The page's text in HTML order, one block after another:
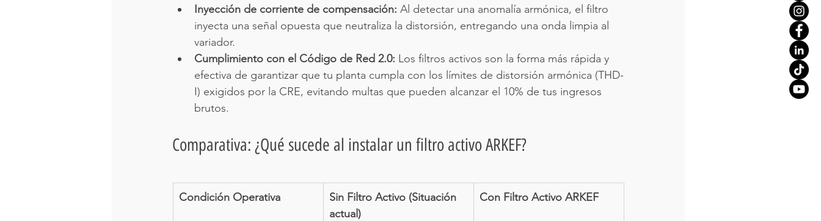
Inyección de corriente de compensación: Al detectar una anomalía armónica, el filtro
inyecta una señal opuesta que neutraliza la distorsión, entregando una onda limpia al
variador.
Cumplimiento con el Código de Red 2.0: Los filtros activos son la forma más rápida y
efectiva de garantizar que tu planta cumpla con los límites de distorsión armónica (THD-
I) exigidos por la CRE, evitando multas que pueden alcanzar el 10% de tus ingresos
brutos.
Comparativa: ¿Qué sucede al instalar un filtro activo ARKEF?
Condición Operativa
Sin Filtro Activo (Situación
actual)
Con Filtro Activo ARKEF